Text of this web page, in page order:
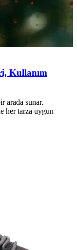
Kullanım
arada sunar.
her tarza uygun